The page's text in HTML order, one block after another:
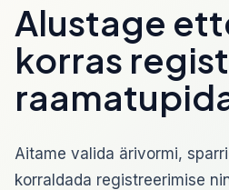
Alustage
korras
Aitame valida ärivormi,
korraldada registreerimise